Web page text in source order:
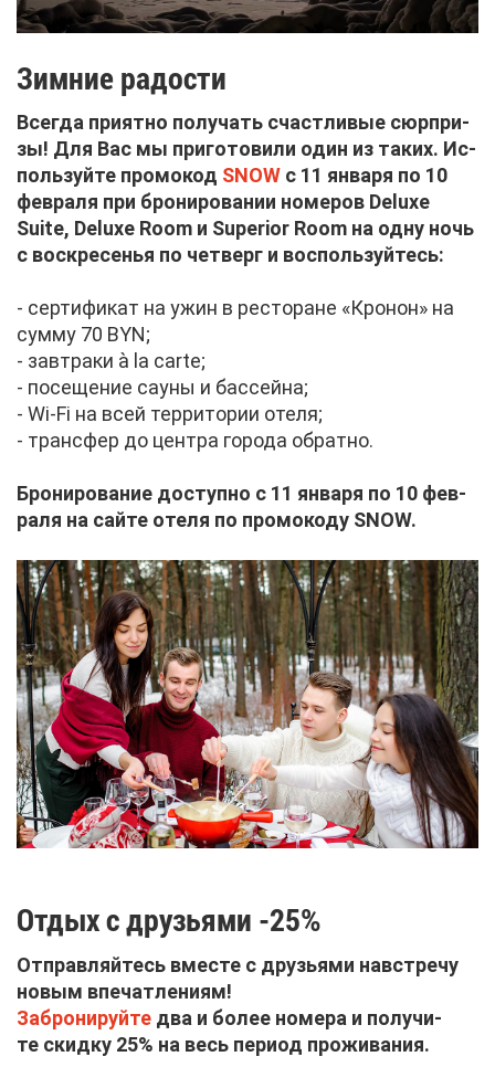
Зим­ние ра­до­сти
Все­гда при­ят­но по­лу­чать счаст­ли­вые сюр­при­
зы! Для Вас мы при­го­то­ви­ли один из та­ких. Ис­
поль­зуй­те про­мо­код SNOW с 11 ян­ва­ря по 10
фев­ра­ля при бро­ни­ро­ва­нии но­ме­ров Deluxe
Suite, Deluxe Room и Superior Room на од­ну ночь
с вос­кре­се­нья по чет­верг и вос­поль­зуй­тесь:
- сер­ти­фи­кат на ужин в ре­сто­ране «Кро­нон» на
сум­му 70 BYN;
- зав­тра­ки à la carte;
- по­се­ще­ние сау­ны и бас­сей­на;
- Wi-Fi на всей тер­ри­то­рии оте­ля;
- транс­фер до цен­тра го­ро­да об­рат­но.
Бро­ни­ро­ва­ние до­ступ­но с 11 ян­ва­ря по 10 фев­
ра­ля на сай­те оте­ля по про­мо­ко­ду SNOW.
От­дых с дру­зья­ми -25%
От­прав­ляй­тесь вме­сте с дру­зья­ми нав­стре­чу
но­вым впе­чат­ле­ни­ям!
За­бро­ни­руй­те два и бо­лее но­ме­ра и по­лу­чи­
те скид­ку 25% на весь пе­ри­од про­жи­ва­ния.